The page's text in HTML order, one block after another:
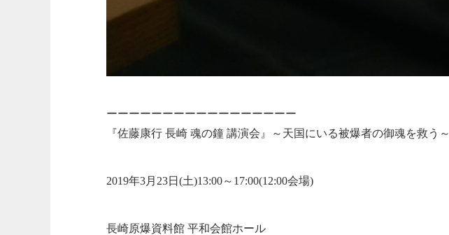
ーーーーーーーーーーーーーーーーー
『佐藤康行 長崎 魂の鐘 講演会』～天国にいる被爆者の御魂を救う～
2019年3月23日(土)13:00～17:00(12:00会場)
長崎原爆資料館 平和会館ホール